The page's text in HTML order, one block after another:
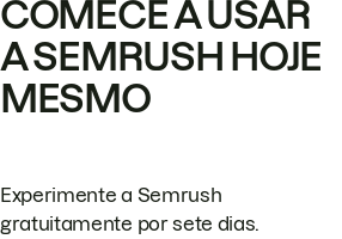
COMECE A USAR
A SEMRUSH HOJE
MESMO
Experimente a Semrush
gratuitamente por sete dias.